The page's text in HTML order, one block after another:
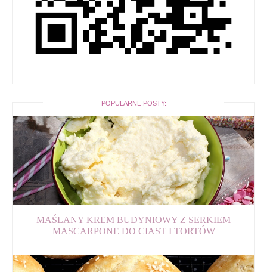
POPULARNE POSTY:
MAŚLANY KREM BUDYNIOWY Z SERKIEM
MASCARPONE DO CIAST I TORTÓW